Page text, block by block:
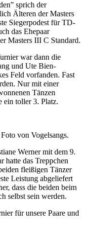
sprich der
Älteren der Masters
Siegerpodest für TD-
das Ehepaar
Masters III C Standard.
war dann die
und Ute Bien-
Feld vorfanden. Fast
Nur mit einer
Tänzen
ein toller 3. Platz.
von Vogelsangs.
Werner mit dem 9.
hatte das Treppchen
fleißigen Tänzer
Leistung abgeliefert
dass die beiden beim
selbst sein werden.
für unsere Paare und